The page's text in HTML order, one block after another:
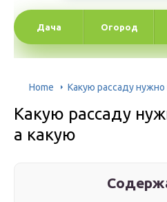
Дача Огород
Home Какую рассаду нужно
Какую рассаду
а какую